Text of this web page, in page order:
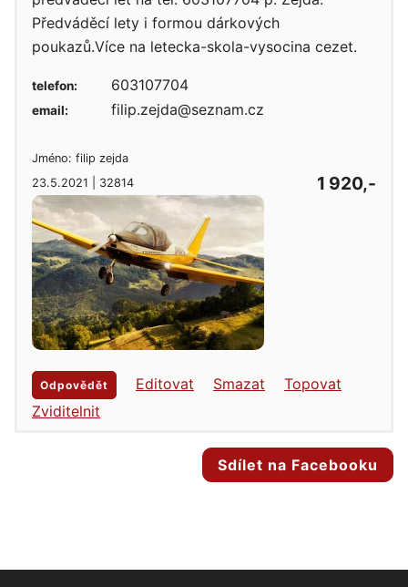
Předváděcí lety i formou dárkových
poukazů.Více na letecka-skola-vysocina cezet.
Jméno: filip zejda
23.5.2021 | 32814
1 920,-
telefon: 603107704
email: filip.zejda@seznam.cz
Odpovědět Editovat Smazat
Topovat
Zviditelnit
Sdílet na Facebooku